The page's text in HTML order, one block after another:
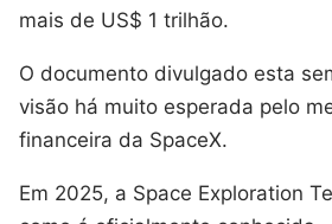
mais de US$ 1 trilhão.
O documento divulgado esta
visão há muito esperada pelo
financeira da SpaceX.
Em 2025, a Space Exploration